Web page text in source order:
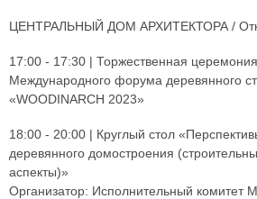
ЦЕНТРАЛЬНЫЙ ДОМ АРХИТЕКТОРА /
17:00 - 17:30 | Торжественная
Международного форума деревянного
«WOODINARCH 2023»
18:00 - 20:00 | Круглый стол
деревянного домостроения
аспекты)»
Организатор: Исполнительный комитет